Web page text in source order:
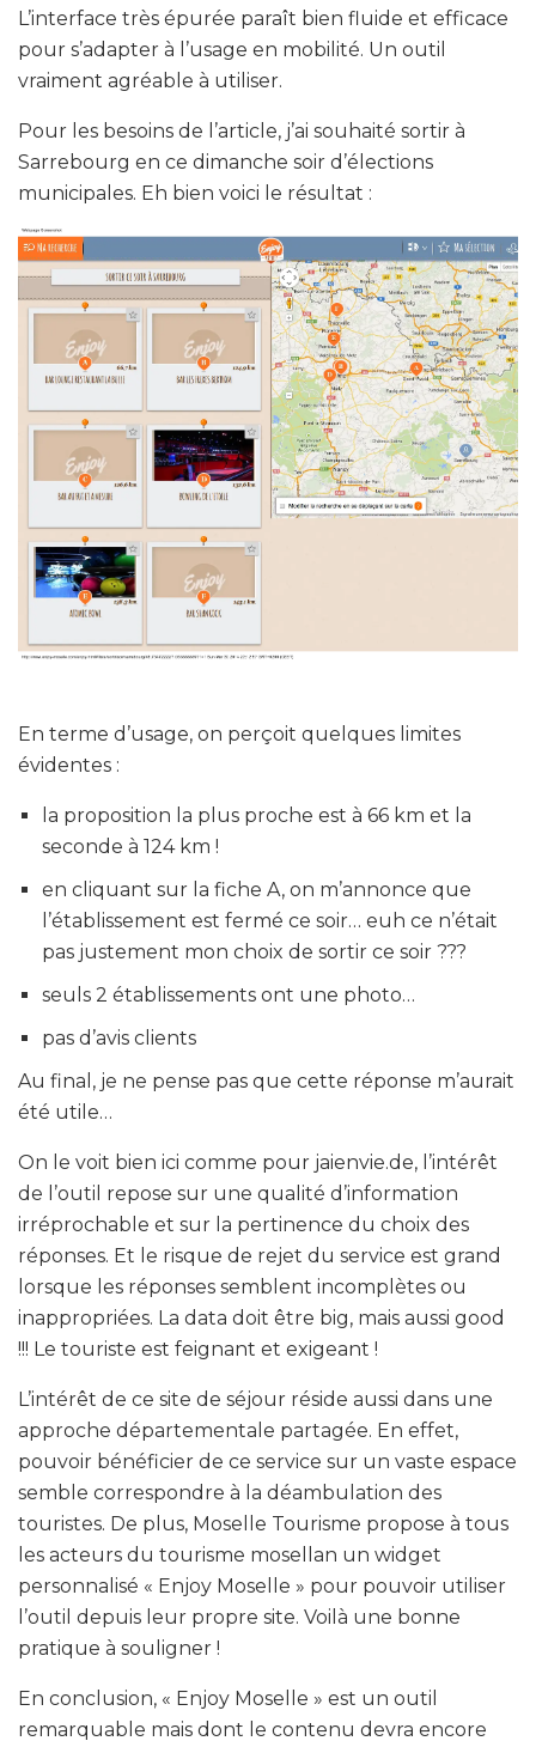
L’interface très épurée paraît bien fluide et efficace
pour s’adapter à l’usage en mobilité. Un outil
vraiment agréable à utiliser.
Pour les besoins de l’article, j’ai souhaité sortir à
Sarrebourg en ce dimanche soir d’élections
municipales. Eh bien voici le résultat :
En terme d’usage, on perçoit quelques limites
évidentes :
la proposition la plus proche est à 66 km et la
seconde à 124 km !
en cliquant sur la fiche A, on m’annonce que
l’établissement est fermé ce soir… euh ce n’était
pas justement mon choix de sortir ce soir ???
seuls 2 établissements ont une photo…
pas d’avis clients
Au final, je ne pense pas que cette réponse m’aurait
été utile…
On le voit bien ici comme pour jaienvie.de, l’intérêt
de l’outil repose sur une qualité d’information
irréprochable et sur la pertinence du choix des
réponses. Et le risque de rejet du service est grand
lorsque les réponses semblent incomplètes ou
inappropriées. La data doit être big, mais aussi good
!!! Le touriste est feignant et exigeant !
L’intérêt de ce site de séjour réside aussi dans une
approche départementale partagée. En effet,
pouvoir bénéficier de ce service sur un vaste espace
semble correspondre à la déambulation des
touristes. De plus, Moselle Tourisme propose à tous
les acteurs du tourisme mosellan un widget
personnalisé « Enjoy Moselle » pour pouvoir utiliser
l’outil depuis leur propre site. Voilà une bonne
pratique à souligner !
En conclusion, « Enjoy Moselle » est un outil
remarquable mais dont le contenu devra encore